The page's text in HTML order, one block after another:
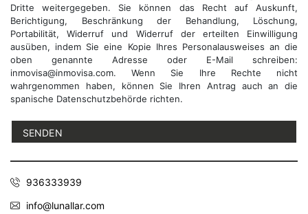
Dritte weitergegeben. Sie können das Recht auf Auskunft,
Berichtigung, Beschränkung der Behandlung, Löschung,
Portabilität, Widerruf und Widerruf der erteilten Einwilligung
ausüben, indem Sie eine Kopie Ihres Personalausweises an die
oben genannte Adresse oder E-Mail schreiben:
inmovisa@inmovisa.com. Wenn Sie Ihre Rechte nicht
wahrgenommen haben, können Sie Ihren Antrag auch an die
spanische Datenschutzbehörde richten.
936333939
info@lunallar.com